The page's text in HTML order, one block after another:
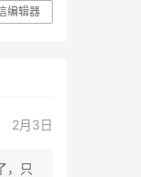
编辑器
2月3日
，只